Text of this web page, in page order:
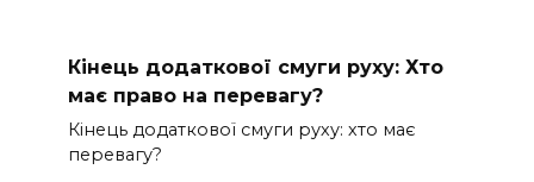
Кінець додаткової смуги руху: Хто
має право на перевагу?
Кінець додаткової смуги руху: хто має
перевагу?